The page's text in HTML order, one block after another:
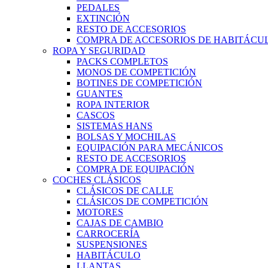
PEDALES
EXTINCIÓN
RESTO DE ACCESORIOS
COMPRA DE ACCESORIOS DE
ROPA Y SEGURIDAD
PACKS COMPLETOS
MONOS DE COMPETICIÓN
BOTINES DE COMPETICIÓN
GUANTES
ROPA INTERIOR
CASCOS
SISTEMAS HANS
BOLSAS Y MOCHILAS
EQUIPACIÓN PARA MECÁNICOS
RESTO DE ACCESORIOS
COMPRA DE EQUIPACIÓN
COCHES CLÁSICOS
CLÁSICOS DE CALLE
CLÁSICOS DE COMPETICIÓN
MOTORES
CAJAS DE CAMBIO
CARROCERÍA
SUSPENSIONES
HABITÁCULO
LLANTAS